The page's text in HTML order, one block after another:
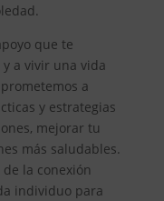
que te
a vivir una vida
a
y estrategias
mejorar tu
más saludables.
la conexión
individuo para